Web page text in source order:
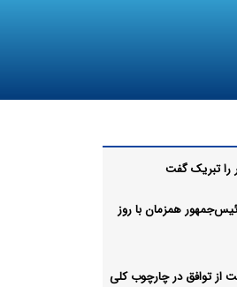
را تبریک گفت
همزمان با روز
از توافق در چارچوب کلی